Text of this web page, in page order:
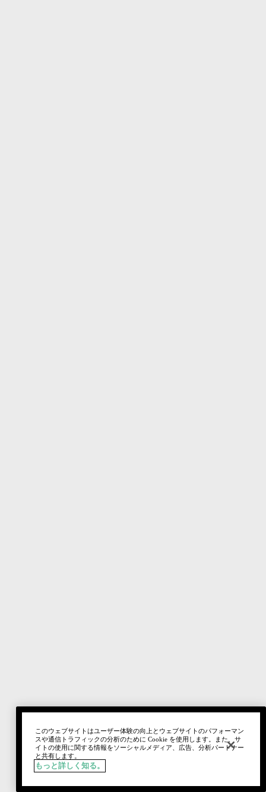
このウェブサイトはユーザー体験の向上とウェブサイトのパフォーマン
スや通信トラフィックの分析のために Cookie を使用します。また、サ
イトの使用に関する情報をソーシャルメディア、広告、分析パートナー
と共有します。
もっと詳しく知る。